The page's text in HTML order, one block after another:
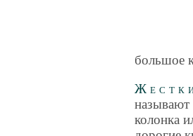
большое
называют
колонка